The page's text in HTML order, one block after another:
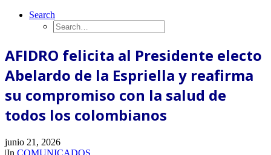
Search
AFIDRO felicita al Presidente electo
Abelardo de la Espriella y reafirma
su compromiso con la salud de
todos los colombianos
junio 21, 2026
|In COMUNICADOS